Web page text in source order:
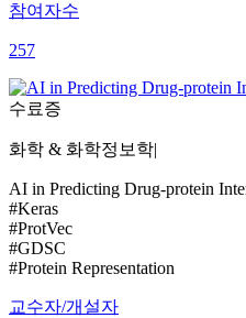
참여자수
257
수료증
화학 & 화학정보학|
AI in Predicting Drug-protein
#Keras
#ProtVec
#GDSC
#Protein Representation
교수자/개설자